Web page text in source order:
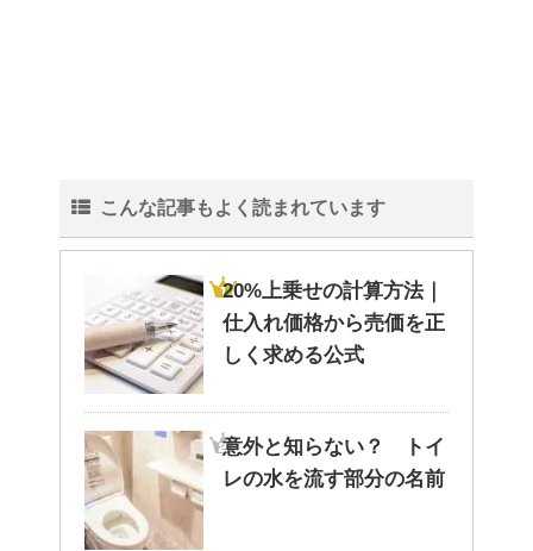
こんな記事もよく読まれています
20%上乗せの計算方法｜
仕入れ価格から売価を正
しく求める公式
意外と知らない？ トイ
レの水を流す部分の名前